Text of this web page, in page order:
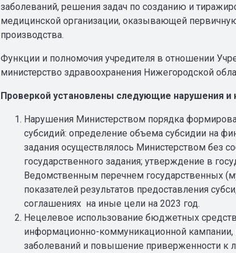
заболеваний, решения задач по созданию и
медицинской организации, оказывающей
производства.
Функции и полномочия учредителя в отношении
министерство здравоохранения Нижегородской
Проверкой установлены следующие нарушения и
Нарушения Министерством порядка
субсидий: определение объема субсидии на
задания осуществлялось Министерством без
государственного задания; утверждение в
Ведомственным перечнем государственных
показателей результатов предоставления
соглашениях на иные цели на 2023 год.
Нецелевое использование бюджетных
информационно-коммуникационной кампании,
заболеваний и повышение приверженности к